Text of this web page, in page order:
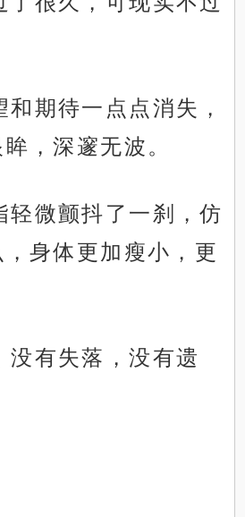
和期待一点点消失，
，深邃无波。
轻微颤抖了一刹，仿
身体更加瘦小，更
没有失落，没有遗